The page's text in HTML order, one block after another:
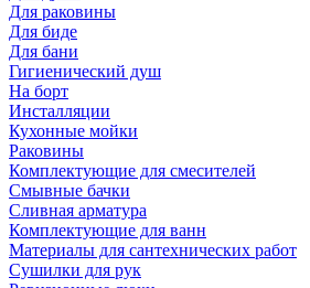
Для раковины
Для биде
Для бани
Гигиенический душ
На борт
Инсталляции
Кухонные мойки
Раковины
Комплектующие для смесителей
Смывные бачки
Сливная арматура
Комплектующие для ванн
Материалы для сантехнических работ
Сушилки для рук